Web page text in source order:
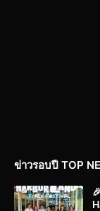
ข่าวรอบปี TOP